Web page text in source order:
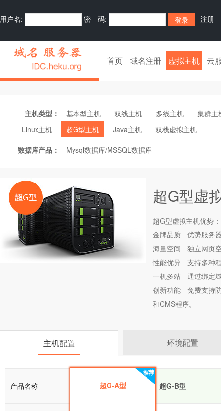
用户名: 密 码: 注册
首页 域名注册 虚拟主机 云
主机类型： 基本型主机 双线主机 多线主机
集群主
Linux主机
超G型主机 Java主机 双栈虚拟主机
数据库产品： Mysql数据库/MSSQL数据库
超G型虚
超G型虚拟主机优势：
金牌品质：优势服务
海量空间：独立网页
性能优异：支持多种
一机多站：通过绑定
创新功能：免费支持
和CMS程序。
主机配置 环境配置
产品名称 超G-A型 超G-B型
推荐
超G-A型